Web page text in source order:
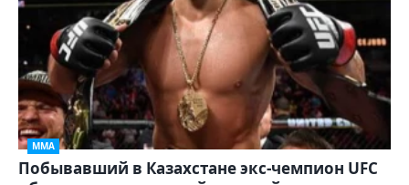
ММА
Побывавший в Казахстане экс-чемпион UFC